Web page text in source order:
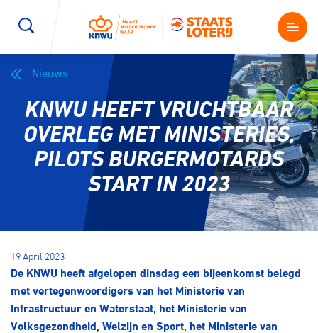
Kenniscentrum
Magazine
Shop
Producten en diensten
Contact
Over ons
Nieuws
KNWU HEEFT VRUCHTBAAR
OVERLEG MET MINISTERIES,
PILOTS BURGERMOTARDS
START IN 2023
19 April 2023
De KNWU heeft afgelopen dinsdag een bijeenkomst belegd
met vertegenwoordigers van het Ministerie van
Infrastructuur en Waterstaat, het Ministerie van
Volksgezondheid, Welzijn en Sport, het Ministerie van
Wegwielrennen Mountainbiken
Kunstwielrijden ID-Cycling
Baanwielrennen Strandrace
BMX freestyle
Veldrijden Biketrial